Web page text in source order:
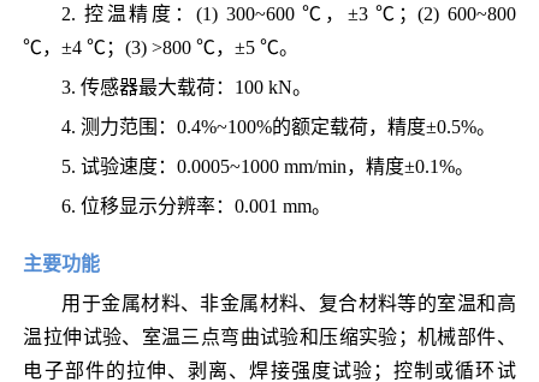
2.控温精度：(1) 300~600℃， ±3℃； (2) 600~800
℃，±4℃；(3) >800℃，±5℃。
3.传感器最大载荷： 100 kN。
4.测 力范围：0.4%~100%的额定载荷，精度±0.5%。
5.试验速度：0.0005~1000 mm/min，精度±0.1%。
6.位移显示分辨率：0.001 mm。
主要功能
用于金属材料、非金属材料、复合材料等的室温和高
温拉伸试验、室温三点弯曲试验和压缩实验；机械部件、
电子部件的拉伸、剥离、焊接强度试验；控制或循环试